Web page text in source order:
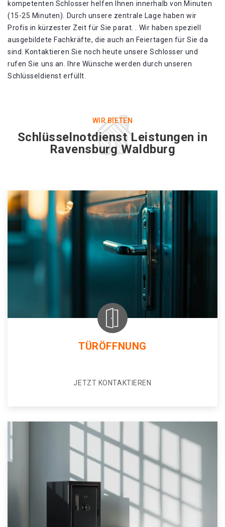
kompetenten Schlosser helfen Ihnen innerhalb von Minuten
(15-25 Minuten). Durch unsere zentrale Lage haben wir
Profis in kürzester Zeit für Sie parat. . Wir haben speziell
ausgebildete Fachkräfte, die auch an Feiertagen für Sie da
sind. Kontaktieren Sie noch heute unsere Schlosser und
rufen Sie uns an. Ihre Wünsche werden durch unseren
Schlüsseldienst erfüllt.
WIR BIETEN
Schlüsselnotdienst Leistungen in
Ravensburg Waldburg
TÜRÖFFNUNG
JETZT KONTAKTIEREN